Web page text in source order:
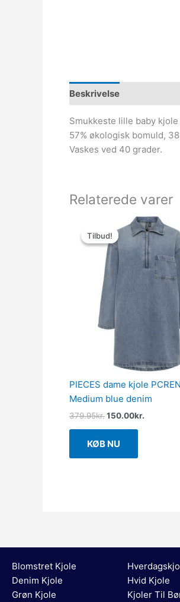
Beskrivelse
Smukkeste lille baby
57% økologisk bomuld,
Vaskes ved 40 grader.
Relaterede varer
Tilbud!
Tilbud!
PIECES dame kjole
Medium blue denim
379.95kr.
oprindelige
pris
var:
379.95kr..
150.00kr.
Den
aktuelle
pris
er:
KØB NU
Blomstret Kjole
Denim Kjole
Grøn Kjole
Hvid Kjole
Kjoler Til